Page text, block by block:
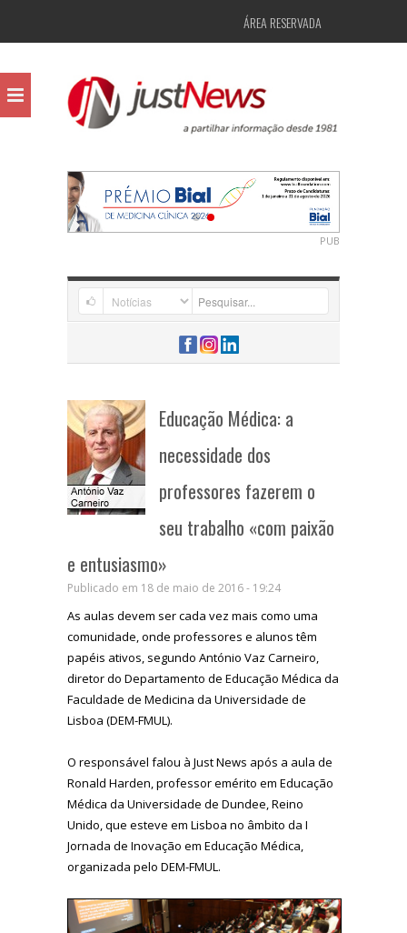
ÁREA RESERVADA
PUB
Educação Médica: a
necessidade dos
professores fazerem o
seu trabalho «com paixão
e entusiasmo»
Publicado em 18 de maio de 2016 - 19:24
As aulas devem ser cada vez mais como uma
comunidade, onde professores e alunos têm
papéis ativos, segundo António Vaz Carneiro,
diretor do Departamento de Educação Médica da
Faculdade de Medicina da Universidade de
Lisboa (DEM-FMUL).
O responsável falou à Just News após a aula de
Ronald Harden, professor emérito em Educação
Médica da Universidade de Dundee, Reino
Unido, que esteve em Lisboa no âmbito da I
Jornada de Inovação em Educação Médica,
organizada pelo DEM-FMUL.